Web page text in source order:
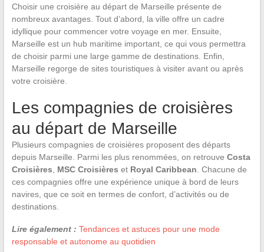
Choisir une croisière au départ de Marseille présente de
nombreux avantages. Tout d’abord, la ville offre un cadre
idyllique pour commencer votre voyage en mer. Ensuite,
Marseille est un hub maritime important, ce qui vous permettra
de choisir parmi une large gamme de destinations. Enfin,
Marseille regorge de sites touristiques à visiter avant ou après
votre croisière.
Les compagnies de croisières
au départ de Marseille
Plusieurs compagnies de croisières proposent des départs
depuis Marseille. Parmi les plus renommées, on retrouve Costa
Croisières
MSC Croisières et Royal Caribbean . Chacune de
ces compagnies offre une expérience unique à bord de leurs
navires, que ce soit en termes de confort, d’activités ou de
destinations.
Lire également : Tendances et astuces pour une mode
responsable et autonome au quotidien